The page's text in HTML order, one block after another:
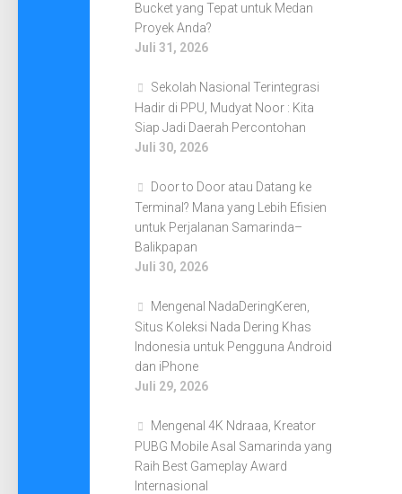
Bucket yang Tepat untuk Medan
Proyek Anda?
Juli 31, 2026
Sekolah Nasional Terintegrasi
Hadir di PPU, Mudyat Noor : Kita
Siap Jadi Daerah Percontohan
Juli 30, 2026
Door to Door atau Datang ke
Terminal? Mana yang Lebih Efisien
untuk Perjalanan Samarinda–
Balikpapan
Juli 30, 2026
Mengenal NadaDeringKeren,
Situs Koleksi Nada Dering Khas
Indonesia untuk Pengguna Android
dan iPhone
Juli 29, 2026
Mengenal 4K Ndraaa, Kreator
PUBG Mobile Asal Samarinda yang
Raih Best Gameplay Award
Internasional